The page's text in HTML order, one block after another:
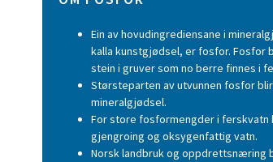
Ein av hovudingrediensane i
kalla kunstgjødsel, er fosfor. Fosfor
stein i gruver som no berre finnes i
Størsteparten av utvunnen fosfor
mineralgjødsel.
For store fosformengder i ferskvatn
gjengroing og oksygenfattig vatn.
Norsk landbruk og oppdrettsnæring